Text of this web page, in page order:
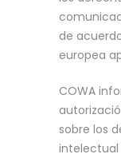
de
europea
COWA
sobre los
intelectual